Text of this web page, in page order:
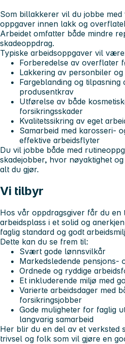
Som billakkerer vil du jobbe
oppgaver innen lakk og
Arbeidet omfatter både mindre
skadeoppdrag.
Typiske arbeidsoppgaver vil
Forberedelse av overflater
Lakkering av personbiler
Fargeblanding og tilpasning
produsentkrav
Utførelse av både
forsikringsskader
Kvalitetssikring av eget
Samarbeid med karosseri-
effektive arbeidsflyter
Du vil jobbe både med
skadejobber, hvor nøyaktighet
alt du gjør.
Vi tilbyr
Hos vår oppdragsgiver får du en
arbeidsplass i et solid og
faglig standard og godt
Dette kan du se frem til:
Svært gode lønnsvilkår
Markedsledende pensjons-
Ordnede og ryddige
Et inkluderende miljø med
Varierte arbeidsdager med
forsikringsjobber
Gode muligheter for faglig
langvarig samarbeid
Her blir du en del av et verksted
trivsel og folk som vil gjøre en